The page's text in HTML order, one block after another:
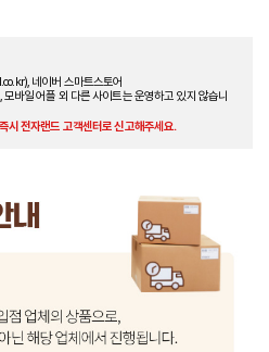
네이버 스마트스토어
바일 어플 외 다른 사이트는 운영하고 있지 않습니
즉시 전자랜드 고객센터로 신고해주세요.